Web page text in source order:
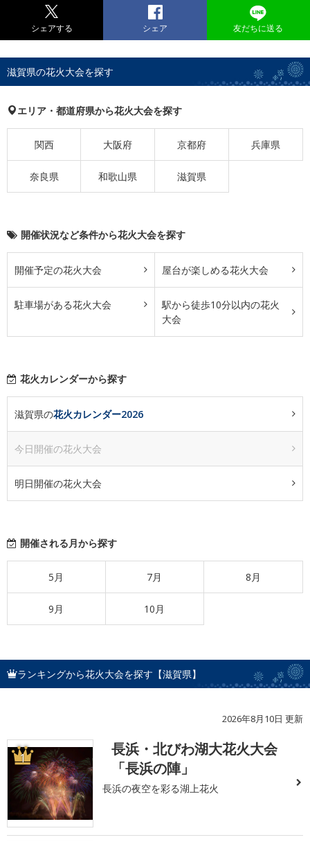
シェアする シェア 友だちに送る
滋賀県の花火大会を探す
エリア・都道府県から花火大会を探す
関西 大阪府 京都府 兵庫県
奈良県 和歌山県 滋賀県
開催状況など条件から花火大会を探す
開催予定の花火大会 屋台が楽しめる花火大会
駐車場がある花火大会
駅から徒歩10分以内の花火
大会
花火カレンダーから探す
滋賀県の花火カレンダー2026
今日開催の花火大会
明日開催の花火大会
開催される月から探す
5月 7月 8月
9月 10月
ランキングから花火大会を探す【滋賀県】
2026年8月10日 更新
1
長浜・北びわ湖大花火大会
「長浜の陣」
長浜の夜空を彩る湖上花火